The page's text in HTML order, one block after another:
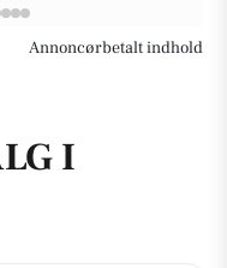
Annoncørbetalt indhold
I